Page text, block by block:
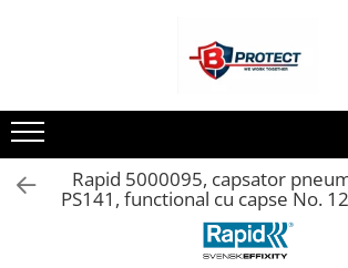
Atomizoare si pulverizatoare
Atomizoare
Pulverizatoare
Aspiratoare , suflante si tocatoare
Rapid 5000095, capsator
PS141, functional cu capse No.